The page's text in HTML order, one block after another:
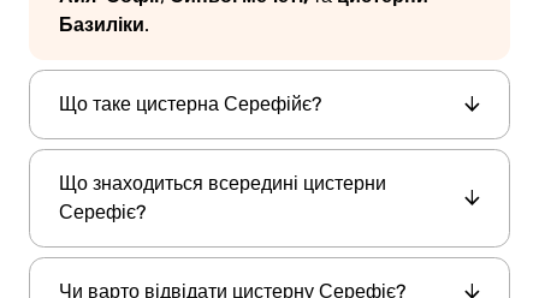
Базиліки.
Що таке цистерна Серефійє?
Цистерна також відома як
Цистерна Теодосія , — це підземний
водозбірник IV століття, збудований за
правління римського імператора Теодосія I.
Розташована в історичному районі
Що знаходиться всередині цистерни
Серефіє?
Всередині цистерни Серефіє (цистерни
Чи варто відвідати цистерну Серефіє?